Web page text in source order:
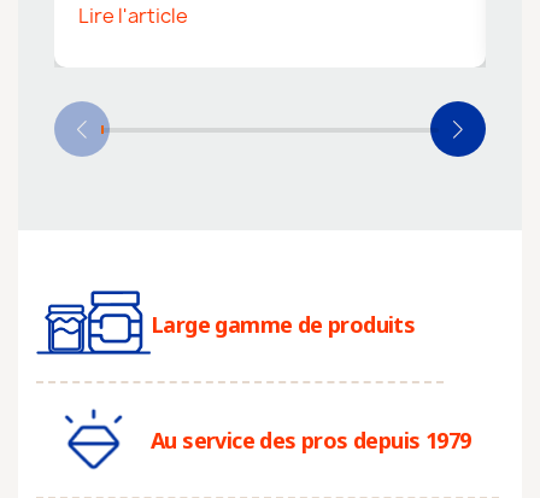
Lire l'article
Large gamme de produits
Au service des pros depuis 1979